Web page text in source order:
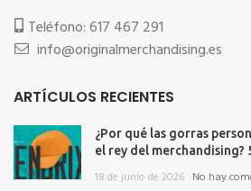
Teléfono: 617 467 291
info@originalmerchandising.es
ARTÍCULOS RECIENTES
¿Por qué las gorras
el rey del merchandising?
18 de junio de 2026 No hay